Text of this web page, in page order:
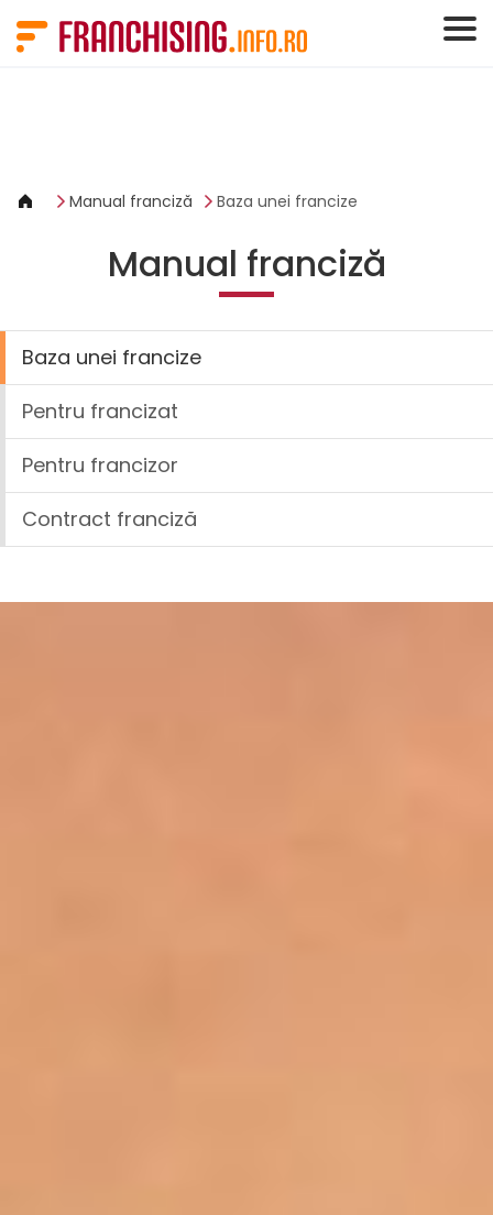
Manual franciză Baza unei francize
Manual franciză
Baza unei francize
Pentru francizat
Pentru francizor
Contract franciză